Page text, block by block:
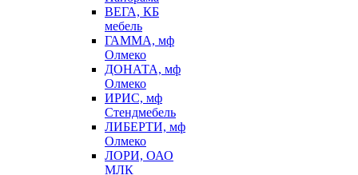
ВЕГА, КБ
мебель
ГАММА, мф
Олмеко
ДОНАТА, мф
Олмеко
ИРИС, мф
Стендмебель
ЛИБЕРТИ, мф
Олмеко
ЛОРИ, ОАО
МЛК